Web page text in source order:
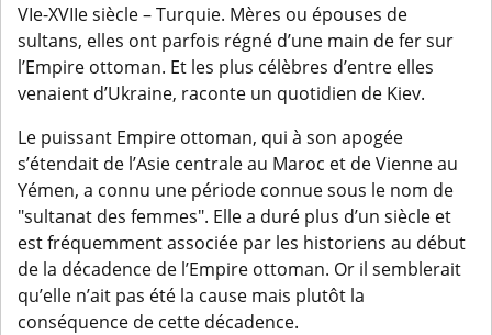
VIe-XVIIe siècle – Turquie. Mères ou épouses de
sultans, elles ont parfois régné d’une main de fer sur
l’Empire ottoman. Et les plus célèbres d’entre elles
venaient d’Ukraine, raconte un quotidien de Kiev.
Le puissant Empire ottoman, qui à son apogée
s’étendait de l’Asie centrale au Maroc et de Vienne au
Yémen, a connu une période connue sous le nom de
"sultanat des femmes". Elle a duré plus d’un siècle et
est fréquemment associée par les historiens au début
de la décadence de l’Empire ottoman. Or il semblerait
qu’elle n’ait pas été la cause mais plutôt la
conséquence de cette décadence.